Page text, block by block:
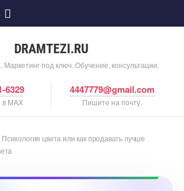
DRAMTEZI.RU
Маркетинг под ключ. Обучение, консультации.
6329
MAX
4447779@gmail.com
Пишите на почту.
Психология цвета или как продавать лучше